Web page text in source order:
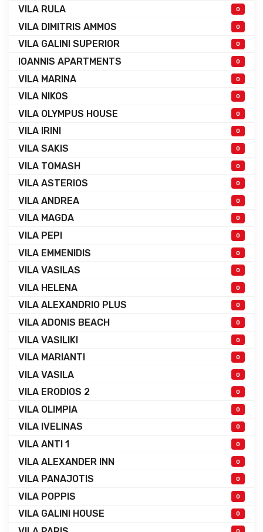
VILA RULA 0
VILA DIMITRIS AMMOS 0
VILA GALINI SUPERIOR 0
IOANNIS APARTMENTS 0
VILA MARINA 0
VILA NIKOS 0
VILA OLYMPUS HOUSE 0
VILA IRINI 0
VILA SAKIS 0
VILA TOMASH 0
VILA ASTERIOS 0
VILA ANDREA 0
VILA MAGDA 0
VILA PEPI 0
VILA EMMENIDIS 0
VILA VASILAS 0
VILA HELENA 0
VILA ALEXANDRIO PLUS 0
VILA ADONIS BEACH 0
VILA VASILIKI 0
VILA MARIANTI 0
VILA VASILA 0
VILA ERODIOS 2 0
VILA OLIMPIA 0
VILA IVELINAS 0
VILA ANTI 1 0
VILA ALEXANDER INN 0
VILA PANAJOTIS 0
VILA POPPIS 0
VILA GALINI HOUSE 0